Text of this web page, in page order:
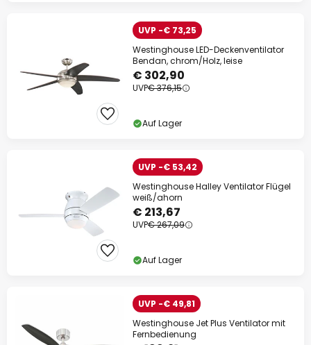
UVP -€ 73,25
Westinghouse LED-Deckenventilator
Bendan, chrom/Holz, leise
€ 302,90
UVP€ 376,15
Auf Lager
UVP -€ 53,42
Westinghouse Halley Ventilator Flügel
weiß/ahorn
€ 213,67
UVP€ 267,09
Auf Lager
UVP -€ 49,81
Westinghouse Jet Plus Ventilator mit
Fernbedienung